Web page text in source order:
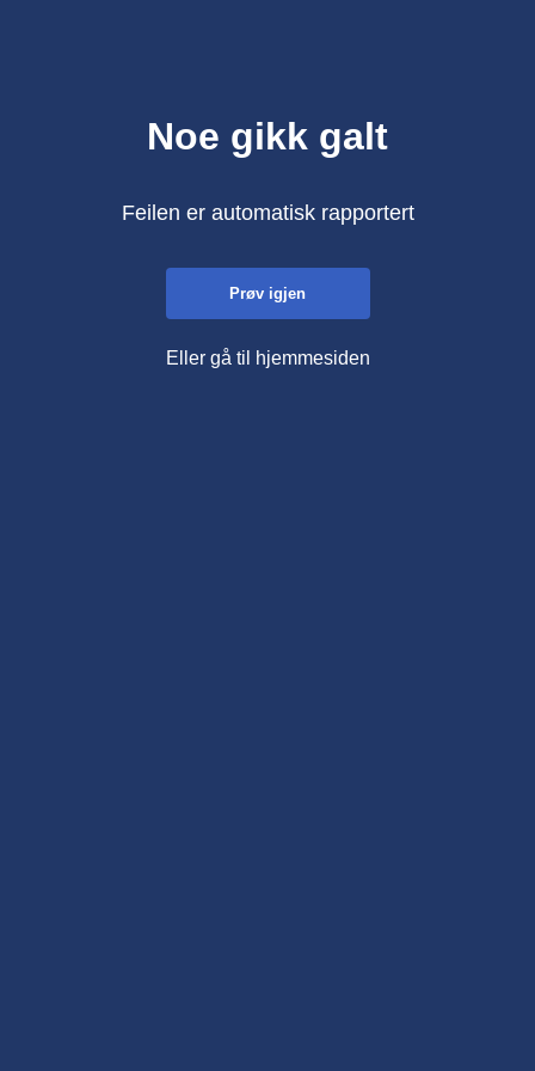
Noe gikk galt
Feilen er automatisk rapportert
Prøv igjen
Eller gå til hjemmesiden